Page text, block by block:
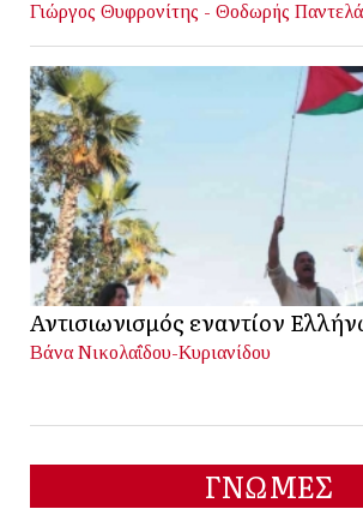
Γιώργος Θυφρονίτης - Θοδωρής
Αντισιωνισμός εναντίον
Βάνα Νικολαΐδου-Κυριανίδου
ΓΝΩΜΕΣ